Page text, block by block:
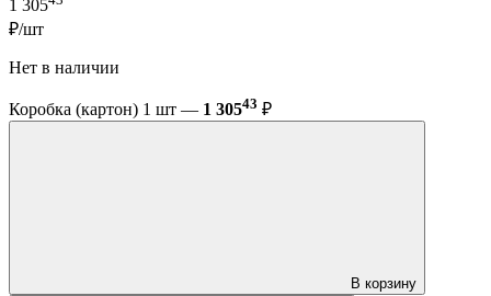
1 305
₽/шт
Нет в наличии
Коробка (картон) 1 шт — 1 30543 ₽
В корзину